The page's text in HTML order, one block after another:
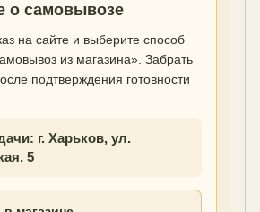
о самовывозе
на сайте и выберите способ
из магазина». Забрать
подтверждения готовности
г. Харьков, ул.
5